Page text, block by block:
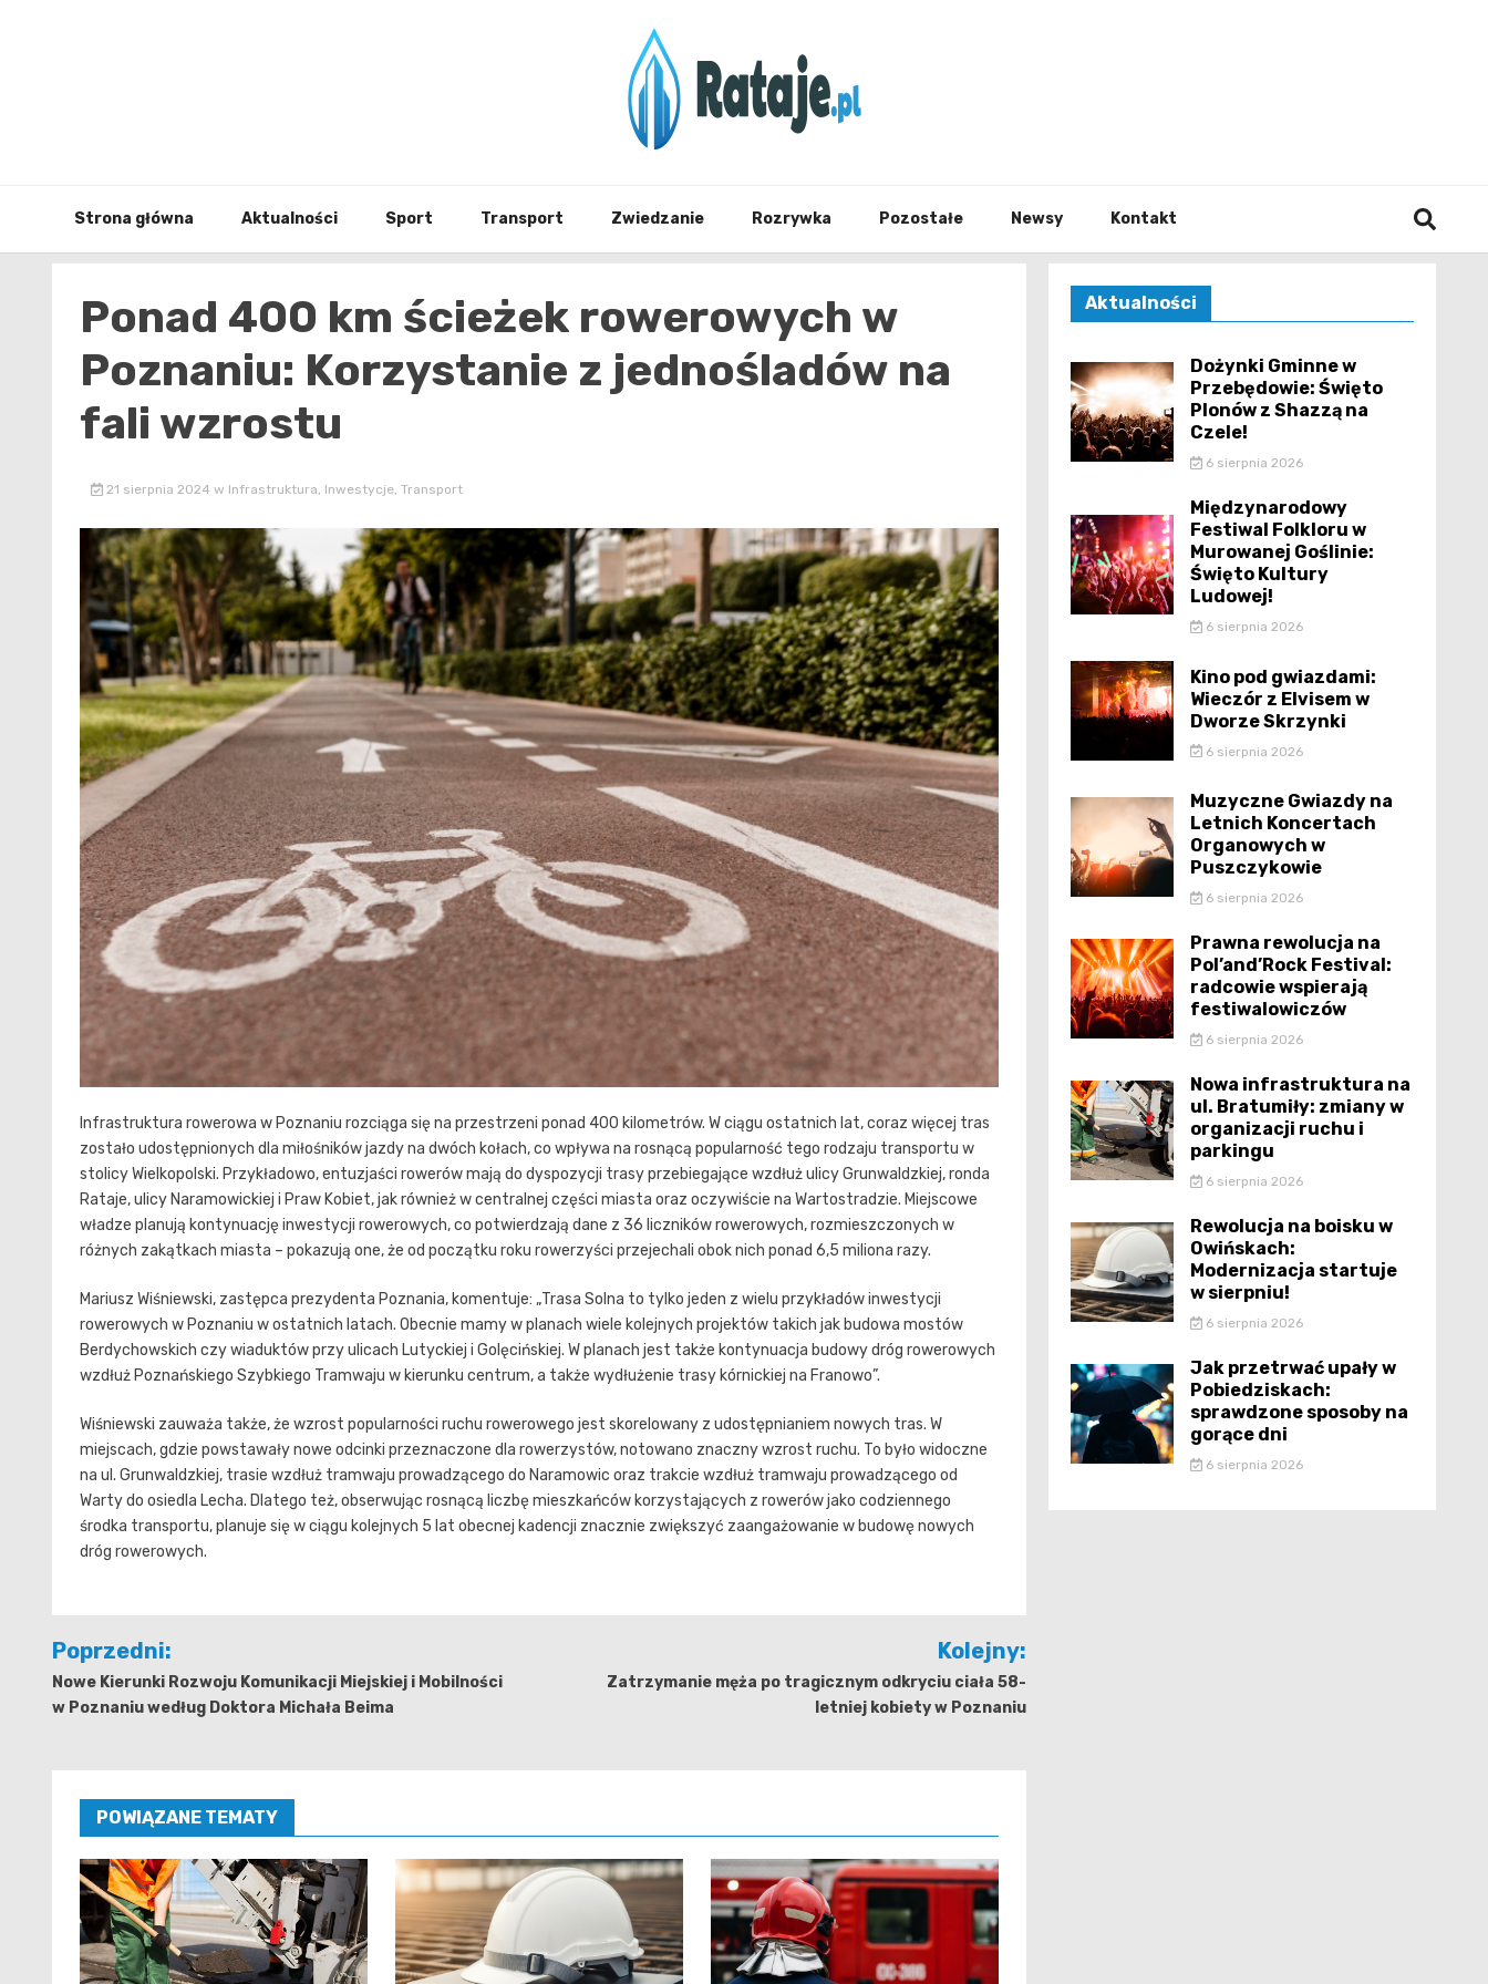
Rataje.pl
Strona główna Aktualności Sport Transport Zwiedzanie Rozrywka Pozostałe Newsy Kontakt
Ponad 400 km ścieżek rowerowych w
Poznaniu: Korzystanie z jednośladów na
fali wzrostu
21 sierpnia 2024 w Infrastruktura, Inwestycje, Transport
Infrastruktura rowerowa w Poznaniu rozciąga się na przestrzeni ponad 400 kilometrów. W ciągu ostatnich lat, coraz więcej tras
zostało udostępnionych dla miłośników jazdy na dwóch kołach, co wpływa na rosnącą popularność tego rodzaju transportu w
stolicy Wielkopolski. Przykładowo, entuzjaści rowerów mają do dyspozycji trasy przebiegające wzdłuż ulicy Grunwaldzkiej, ronda
Rataje, ulicy Naramowickiej i Praw Kobiet, jak również w centralnej części miasta oraz oczywiście na Wartostradzie. Miejscowe
władze planują kontynuację inwestycji rowerowych, co potwierdzają dane z 36 liczników rowerowych, rozmieszczonych w
różnych zakątkach miasta – pokazują one, że od początku roku rowerzyści przejechali obok nich ponad 6,5 miliona razy.
Mariusz Wiśniewski, zastępca prezydenta Poznania, komentuje: „Trasa Solna to tylko jeden z wielu przykładów inwestycji
rowerowych w Poznaniu w ostatnich latach. Obecnie mamy w planach wiele kolejnych projektów takich jak budowa mostów
Berdychowskich czy wiaduktów przy ulicach Lutyckiej i Golęcińskiej. W planach jest także kontynuacja budowy dróg rowerowych
wzdłuż Poznańskiego Szybkiego Tramwaju w kierunku centrum, a także wydłużenie trasy kórnickiej na Franowo”.
Wiśniewski zauważa także, że wzrost popularności ruchu rowerowego jest skorelowany z udostępnianiem nowych tras. W
miejscach, gdzie powstawały nowe odcinki przeznaczone dla rowerzystów, notowano znaczny wzrost ruchu. To było widoczne
na ul. Grunwaldzkiej, trasie wzdłuż tramwaju prowadzącego do Naramowic oraz trakcie wzdłuż tramwaju prowadzącego od
Warty do osiedla Lecha. Dlatego też, obserwując rosnącą liczbę mieszkańców korzystających z rowerów jako codziennego
środka transportu, planuje się w ciągu kolejnych 5 lat obecnej kadencji znacznie zwiększyć zaangażowanie w budowę nowych
dróg rowerowych.
Nawigacja
wpisu
Poprzedni:
Nowe Kierunki Rozwoju Komunikacji Miejskiej i Mobilności
w Poznaniu według Doktora Michała Beima
Kolejny:
Zatrzymanie męża po tragicznym odkryciu ciała 58-
letniej kobiety w Poznaniu
POWIĄZANE TEMATY
Aktualności
Dożynki Gminne w
Przebędowie: Święto
Plonów z Shazzą na
Czele!
6 sierpnia 2026
Międzynarodowy
Festiwal Folkloru w
Murowanej Goślinie:
Święto Kultury
Ludowej!
6 sierpnia 2026
Kino pod gwiazdami:
Wieczór z Elvisem w
Dworze Skrzynki
6 sierpnia 2026
Muzyczne Gwiazdy na
Letnich Koncertach
Organowych w
Puszczykowie
6 sierpnia 2026
Prawna rewolucja na
Pol’and’Rock Festival:
radcowie wspierają
festiwalowiczów
6 sierpnia 2026
Nowa infrastruktura na
ul. Bratumiły: zmiany w
organizacji ruchu i
parkingu
6 sierpnia 2026
Rewolucja na boisku w
Owińskach:
Modernizacja startuje
w sierpniu!
6 sierpnia 2026
Jak przetrwać upały w
Pobiedziskach:
sprawdzone sposoby na
gorące dni
6 sierpnia 2026